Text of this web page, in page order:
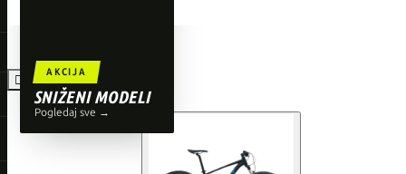
AKCIJA
SNIŽENI MODELI
Pogledaj sve →
